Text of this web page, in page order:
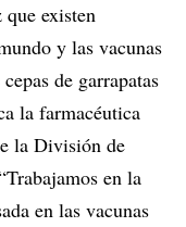
existen
y las vacunas
de garrapatas
la farmacéutica
la División de
en la
en las vacunas